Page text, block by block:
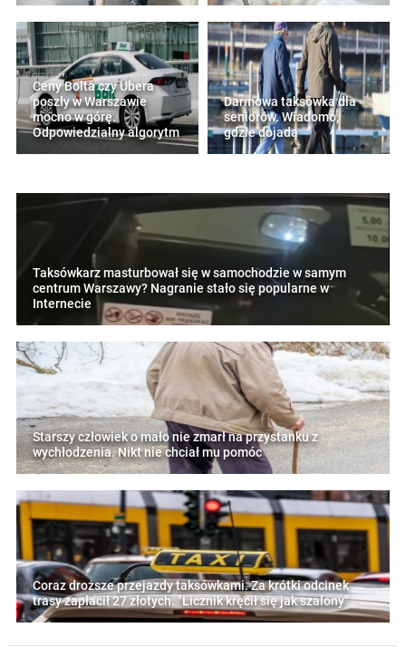
Ceny Bolta czy Ubera
poszły w Warszawie
mocno w górę.
Odpowiedzialny algorytm
Darmowa taksówka dla
seniorów. Wiadomo,
gdzie dojadą
Taksówkarz masturbował się w samochodzie w samym
centrum Warszawy? Nagranie stało się popularne w
Internecie
Starszy człowiek o mało nie zmarł na przystanku z
wychłodzenia. Nikt nie chciał mu pomóc
Coraz droższe przejazdy taksówkami. Za krótki odcinek
trasy zapłacił 27 złotych. "Licznik kręcił się jak szalony"